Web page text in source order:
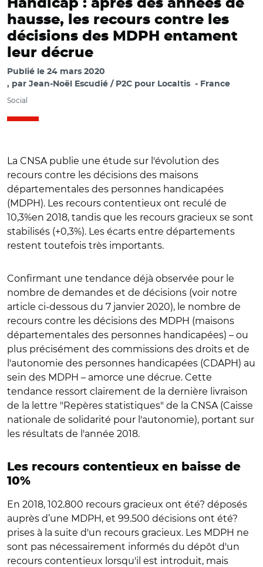
Handicap : après des années de
hausse, les recours contre les
décisions des MDPH entament
leur décrue
Publié le 24 mars 2020
par Jean-Noël Escudié / P2C pour Localtis France
Social
La CNSA publie une étude sur l'évolution des
recours contre les décisions des maisons
départementales des personnes handicapées
(MDPH). Les recours contentieux ont reculé de
10,3%en 2018, tandis que les recours gracieux se sont
stabilisés (+0,3%). Les écarts entre départements
restent toutefois très importants.
Confirmant une tendance déjà observée pour le
nombre de demandes et de décisions (voir notre
article ci-dessous du 7 janvier 2020), le nombre de
recours contre les décisions des MDPH (maisons
départementales des personnes handicapées) – ou
plus précisément des commissions des droits et de
l'autonomie des personnes handicapées (CDAPH) au
sein des MDPH – amorce une décrue. Cette
tendance ressort clairement de la dernière livraison
de la lettre "Repères statistiques" de la CNSA (Caisse
nationale de solidarité pour l'autonomie), portant sur
les résultats de l'année 2018.
Les recours contentieux en baisse de
10%
En 2018, 102.800 recours gracieux ont été? déposés
auprès d’une MDPH, et 99.500 décisions ont été?
prises à la suite d'un recours gracieux. Les MDPH ne
sont pas nécessairement informés du dépôt d'un
recours contentieux lorsqu'il est introduit, mais